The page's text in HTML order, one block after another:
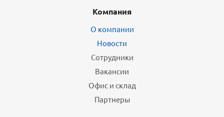
Компания
О компании
Новости
Сотрудники
Вакансии
Офис и склад
Партнеры